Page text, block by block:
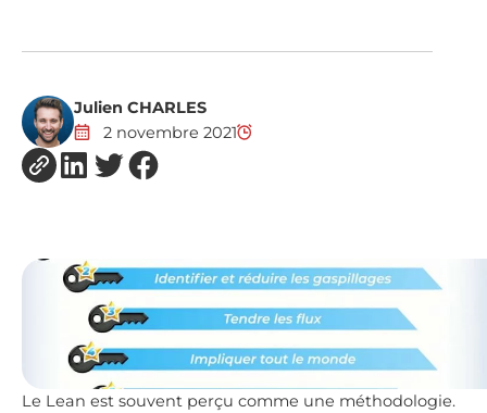
Julien CHARLES
2 novembre 2021
Le Lean est souvent perçu comme une méthodologie.